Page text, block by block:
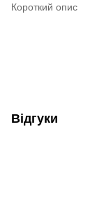
Короткий опис
Відгуки